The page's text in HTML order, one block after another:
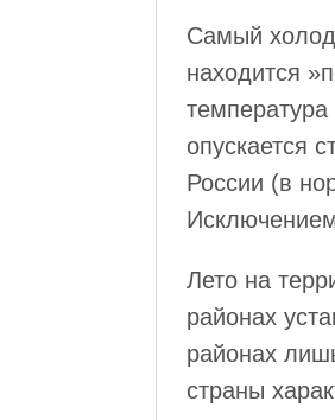
Самый
находится
опускается
России (в
Лето на
районах
районах
страны